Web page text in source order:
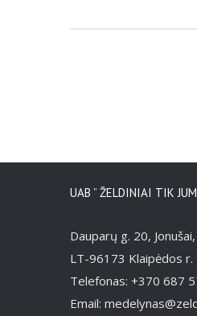
UAB ” ŽELDINIAI TIK
Dauparų g. 20, Jonušai,
LT-96173 Klaipėdos r.
Telefonas: +370 687
Email: